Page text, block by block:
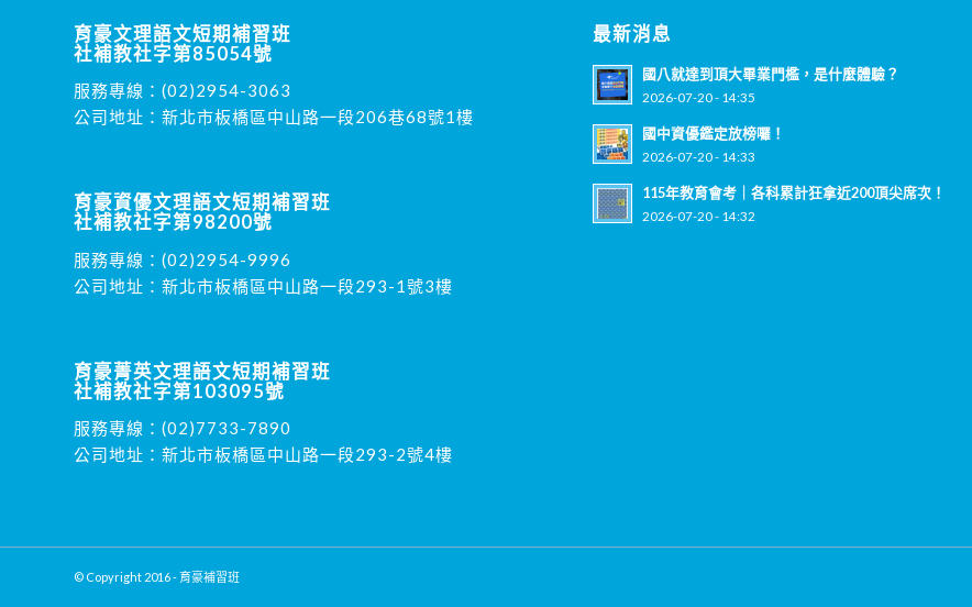
育豪文理語文短期補習班
社補教社字第85054號
服務專線： (02)2954-3063
公司地址：新北市板橋區中山路一段206巷68號1樓
育豪資優文理語文短期補習班
社補教社字第98200號
服務專線： (02)2954-9996
公司地址：新北市板橋區中山路一段293-1號3樓
育豪菁英文理語文短期補習班
社補教社字第103095號
服務專線： (02)7733-7890
公司地址：新北市板橋區中山路一段293-2號4樓
最新消息
國八就達到頂大畢業門檻，是什麼體驗？
2026-07-20 - 14:35
國中資優鑑定放榜囉！
2026-07-20 - 14:33
115年教育會考｜各科累計狂拿近200頂尖席次！
2026-07-20 - 14:32
© Copyright 2016 - 育豪補習班